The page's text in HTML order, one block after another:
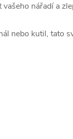
nářadí a
nebo kutil, tato